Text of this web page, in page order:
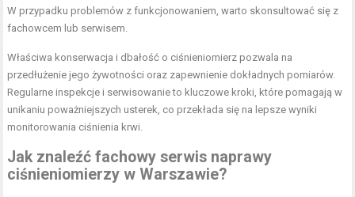
W przypadku problemów z funkcjonowaniem, warto skonsultować się z
fachowcem lub serwisem.
Właściwa konserwacja i dbałość o ciśnieniomierz pozwala na
przedłużenie jego żywotności oraz zapewnienie dokładnych pomiarów.
Regularne inspekcje i serwisowanie to kluczowe kroki, które pomagają w
unikaniu poważniejszych usterek, co przekłada się na lepsze wyniki
monitorowania ciśnienia krwi.
Jak znaleźć fachowy serwis naprawy
ciśnieniomierzy w Warszawie?